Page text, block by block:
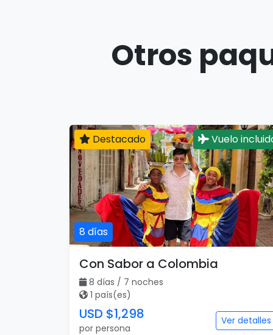
Otros
8 días
Destacado Vuelo
Con Sabor a Colombia
8 días / 7 noches
1 país(es)
USD $1,298
por persona
Ver detalles